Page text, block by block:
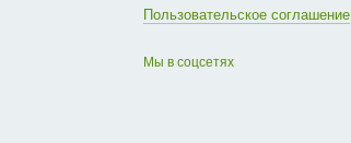
Пользовательское соглашение
Мы в соцсетях